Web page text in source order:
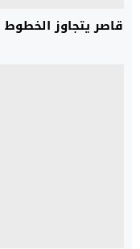
قاصر يتجاوز الخطوط